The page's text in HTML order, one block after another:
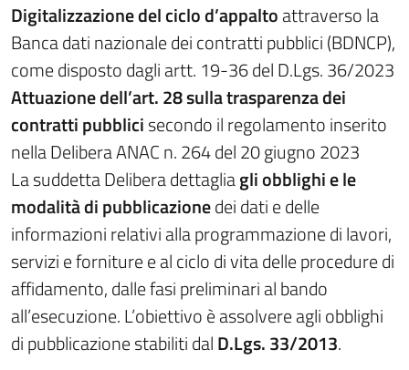
Digitalizzazione del ciclo d’appaltoattraverso la
Banca dati nazionale dei contratti pubblici (BDNCP),
come disposto dagli artt. 19-36 del D.Lgs. 36/2023
Attuazione dell’art. 28 sulla trasparenza dei
contratti pubblicisecondo il regolamento inserito
nella Delibera ANAC n. 264 del 20 giugno 2023
La suddetta Delibera dettagliagli obblighi e le
modalità di pubblicazionedei dati e delle
informazioni relativi alla programmazione di lavori,
servizi e forniture e al ciclo di vita delle procedure di
affidamento, dalle fasi preliminari al bando
all’esecuzione. L’obiettivo è assolvere agli obblighi
di pubblicazione stabiliti dalD.Lgs. 33/2013.